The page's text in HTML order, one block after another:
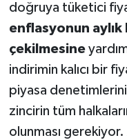
doğruya tüketici
enflasyonun
çekilmesine
indirimin kalıcı bir
piyasa
zincirin tüm
olunması